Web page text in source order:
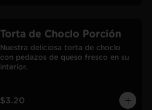
Torta de Choclo Porción
Nuestra deliciosa torta de choclo
con pedazos de queso fresco en su
interior.
$3.20